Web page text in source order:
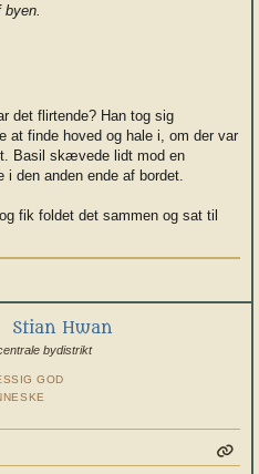
det flirtende? Han tog sig
at finde hoved og hale i, om der var
Basil skævede lidt mod en
den anden ende af bordet.
fik foldet det sammen og sat til
Stian Hwan
bydistrikt
GOD